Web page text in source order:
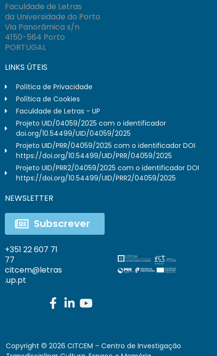
Faculdade de Letras
da Universidade do Porto
Via Panorâmica s/n
4150-564 Porto
PORTUGAL
LINKS ÚTEIS
Política de Privacidade
Política de Cookies
Faculdade de Letras - UP
Projeto UID/04059/2025 com o identificador
doi.org/10.54499/UID/04059/2025
Projeto UID/PRR/04059/2025 com o identificador DOI
https://doi.org/10.54499/UID/PRR/04059/2025
Projeto UID/PRR2/04059/2025 com o identificador DOI
https://doi.org/10.54499/UID/PRR2/04059/2025
NEWSLETTER
Subscrever
+351 22 607 71
77
citcem@letras
.up.pt
Copyright © 2026 CITCEM – Centro de Investigação